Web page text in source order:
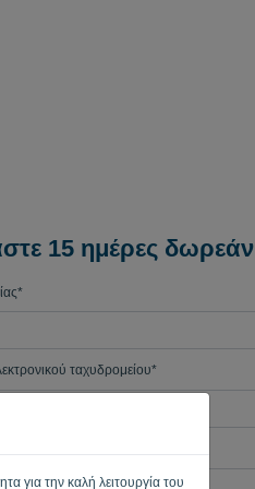
για την καλή λειτουργία του
15 ημέρες δωρεάν
ταχυδρομείου*